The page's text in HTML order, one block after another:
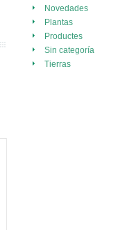
Novedades
Plantas
Productes
Sin categoría
Tierras